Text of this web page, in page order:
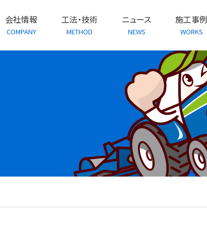
会社情報
COMPANY
工法・技術
METHOD
ニュース
NEWS
施工事例
WORKS